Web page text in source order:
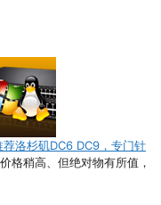
洛杉矶DC6 DC9，专门针
格稍高、但绝对物有所值，